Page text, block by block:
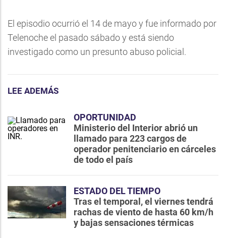
El episodio ocurrió el 14 de mayo y fue informado por
Telenoche el pasado sábado y está siendo
investigado como un presunto abuso policial.
LEE ADEMÁS
OPORTUNIDAD
Ministerio del Interior abrió un
llamado para 223 cargos de
operador penitenciario en cárceles
de todo el país
ESTADO DEL TIEMPO
Tras el temporal, el viernes tendrá
rachas de viento de hasta 60 km/h
y bajas sensaciones térmicas